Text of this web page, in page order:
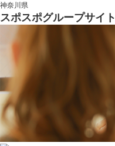
神奈川県
スポスポグループサイト